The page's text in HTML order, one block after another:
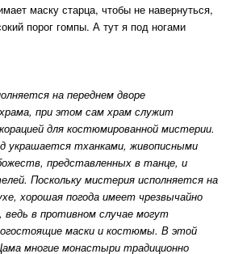
маску старца, чтобы не навернуться,
порог гомпы. А тут я под ногами
на переднем дворе
при этом сам храм служит
для костюмированной мистерии.
украшается тханками, живописными
представленных в танце, и
Поскольку мистерия исполняется на
хорошая погода имеет чрезвычайно
ведь в противном случае могут
маски и костюмы. В этой
многие монастыри традиционно